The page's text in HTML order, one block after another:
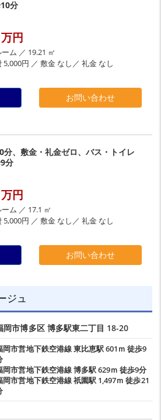
分
万円
ム ／ 19.21 ㎡
5,000円 ／ 敷金 なし／ 礼金 なし
お問い合わせ
分、敷金・礼金ゼロ、バス・トイレ
分
万円
ム ／ 17.1 ㎡
5,000円 ／ 敷金 なし／ 礼金 なし
お問い合わせ
ジュ
岡市博多区 博多駅東二丁目 18-20
岡市営地下鉄空港線東比恵駅601ｍ 徒歩9
岡市営地下鉄空港線博多駅629ｍ 徒歩9分
岡市営地下鉄空港線祇園駅 1,497ｍ 徒歩21